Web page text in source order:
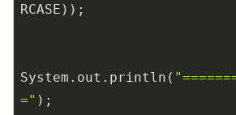
RCASE));
System.out.println(
=" );